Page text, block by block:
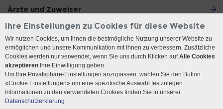
Ärzte und Zuweiser
Lehre und Forschung
Über die Klinik
Social Media
Ihre Einstellungen zu Cookies für diese Website
Wir nutzen Cookies, um Ihnen die bestmögliche Nutzung unserer Website zu
ermöglichen und unsere Kommunikation mit Ihnen zu verbessern. Zusätzliche
Cookies werden nur verwendet, wenn Sie uns durch Klicken aufAlle Cookies
akzeptieren Ihre Einwilligung geben.
Um Ihre Privatsphäre-Einstellungen anzupassen, wählen Sie den Button
«Cookie Einstellungen» um eine spezifische Auswahl festzulegen.
Informationen zu den verwendeten Cookies finden Sie in unserer
Datenschutzerklärung.